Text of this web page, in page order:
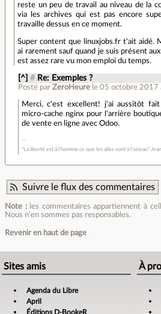
reste un peu de travail au niveau de la
via les archives qui est pas encore
travaille dessus en ce moment.
Super content que linuxjobs.fr t'ait aidé.
ai rarement sauf quand je suis présent
est assez rare vu mon emploi du temps.
[^] # Re: Exemples ?
Posté par ZeroHeure le 05 octobre 2017
Merci, c'est excellent! j'ai aussitôt fait
micro-cache nginx pour l'arrière
de vente en ligne avec Odoo.
"La liberté est à l'homme ce que les ailes sont à l'oiseau"
Suivre le flux des commentaires
Note :les commentaires appartiennent à
Nous n’en sommes pas responsables.
Revenir en haut de page
Sites amis
Agenda du Libre
April
Éditions D-BookeR
À